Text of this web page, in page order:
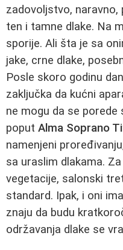
zadovoljstvo, naravno,
ten i tamne dlake. Na
sporije. Ali šta je sa
jake, crne dlake,
Posle skoro godinu
zaključka da kućni
ne mogu da se
poput Alma Soprano
namenjeni
sa uraslim dlakama.
vegetacije, salonski
standard. Ipak, i oni
znaju da budu
održavanja dlake se